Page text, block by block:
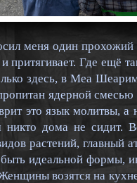
меня один
и притягивает. Где
здесь, в Меа
ядерной
это язык молитвы,
никто дома не сидит.
растений, главный
идеальной формы,
возятся на